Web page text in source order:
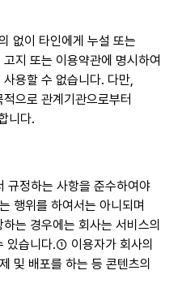
없이 타인에게 누설 또는
지 또는 이용약관에 명시하여
용할 수 없습니다. 다만,
으로 관계기관으로부터
니다.
규정하는 사항을 준수하여야
행위를 하여서는 아니되며
는 경우에는 회사는 서비스의
있습니다.① 이용자가 회사의
및 배포를 하는 등 콘텐츠의